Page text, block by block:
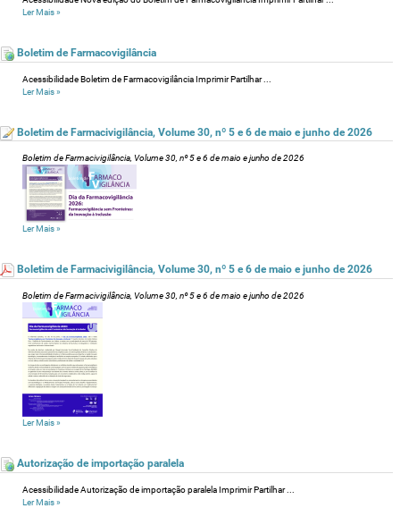
Ler Mais»
Boletim de Farmacovigilância
Acessibilidade Boletim de Farmacovigilância Imprimir Partilhar ...
Ler Mais»
Boletim de Farmacivigilância, Volume 30, nº 5 e 6 de maio e junho de 2026
Boletim de Farmacivigilância, Volume 30, nº 5 e 6 de maio e junho de 2026
Ler Mais»
Boletim de Farmacivigilância, Volume 30, nº 5 e 6 de maio e junho de 2026
Boletim de Farmacivigilância, Volume 30, nº 5 e 6 de maio e junho de 2026
Ler Mais»
Autorização de importação paralela
Acessibilidade Autorização de importação paralela Imprimir Partilhar ...
Ler Mais»